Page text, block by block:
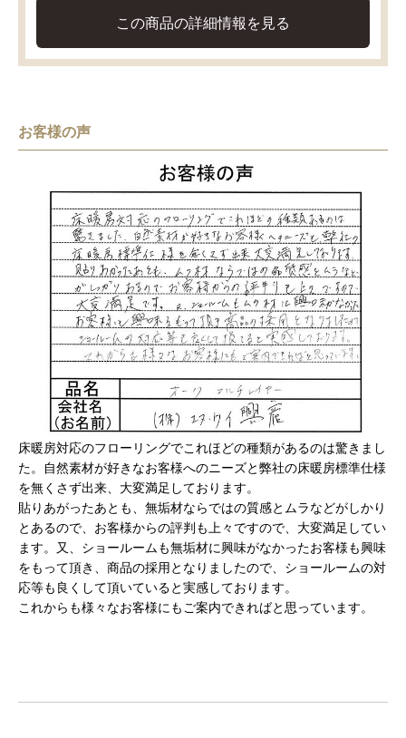
この商品の詳細情報を見る
お客様の声
床暖房対応のフローリングでこれほどの種類があるのは驚きまし
た。自然素材が好きなお客様へのニーズと弊社の床暖房標準仕様
を無くさず出来、大変満足しております。
貼りあがったあとも、無垢材ならではの質感とムラなどがしかり
とあるので、お客様からの評判も上々ですので、大変満足してい
ます。又、ショールームも無垢材に興味がなかったお客様も興味
をもって頂き、商品の採用となりましたので、ショールームの対
応等も良くして頂いていると実感しております。
これからも様々なお客様にもご案内できればと思っています。